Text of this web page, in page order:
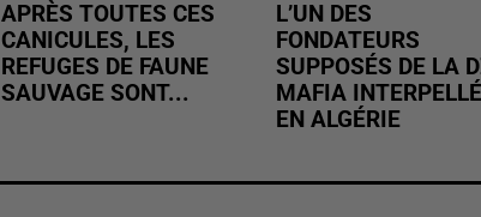
APRÈS TOUTES CES
CANICULES, LES
REFUGES DE FAUNE
SAUVAGE SONT...
L’UN DES
FONDATEURS
SUPPOSÉS DE LA
MAFIA INTERPELLÉ
EN ALGÉRIE